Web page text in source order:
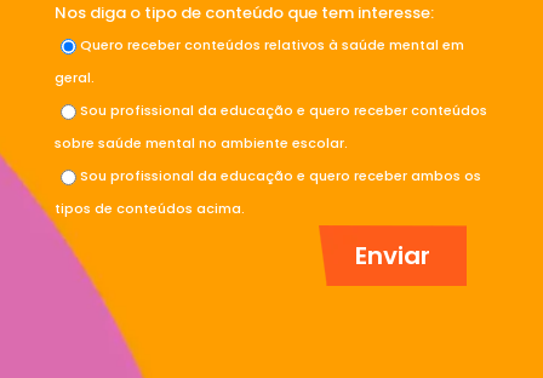
Nos diga o tipo de conteúdo que tem interesse:
Quero receber conteúdos relativos à saúde mental em
geral.
Sou profissional da educação e quero receber conteúdos
sobre saúde mental no ambiente escolar.
Sou profissional da educação e quero receber ambos os
tipos de conteúdos acima.